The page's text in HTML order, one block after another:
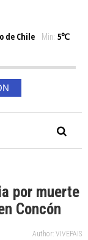
de Chile Min: 5℃
por muerte
Concón
Author: VIVEPAIS